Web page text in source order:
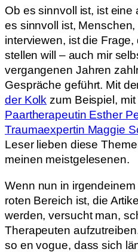
Ob es sinnvoll ist, ist
es sinnvoll ist,
interviewen, ist die
stellen will – auch mir
vergangenen Jahren
Gespräche geführt. Mit
der Kolk zum Beispiel,
Paartherapeutin Esther
Traumaexpertin Maggie
Leser lieben diese
meinen meistgelesenen.
Wenn nun in
roten Bereich ist, die
werden, versucht man,
Therapeuten
so en vogue, dass sich